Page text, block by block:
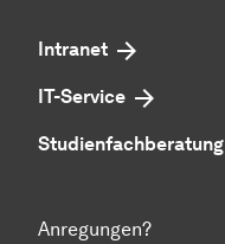
Intranet
IT-Service
Studienfachberatung
Anregungen?